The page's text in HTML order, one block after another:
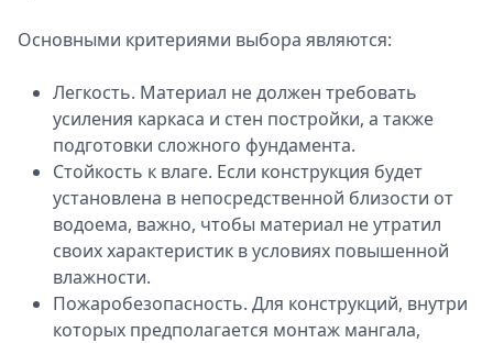
Основными критериями выбора являются:
Легкость. Материал не должен требовать
усиления каркаса и стен постройки, а также
подготовки сложного фундамента.
Стойкость к влаге. Если конструкция будет
установлена в непосредственной близости от
водоема, важно, чтобы материал не утратил
своих характеристик в условиях повышенной
влажности.
Пожаробезопасность. Для конструкций, внутри
которых предполагается монтаж мангала,